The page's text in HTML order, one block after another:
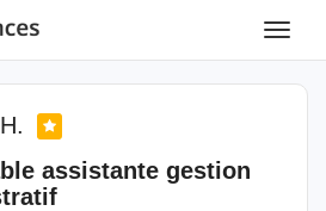
Toggle
assistante gestion